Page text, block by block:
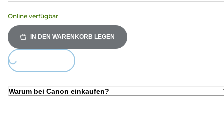
Online verfügbar
IN DEN WARENKORB LEGEN
Loading...
Warum bei Canon einkaufen?